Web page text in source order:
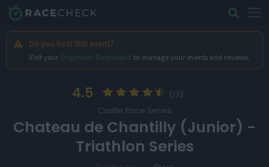
Do you host this event?
Visit your Organizer Dashboard to manage your events and reviews.
4.5
(13)
Castle Race Series
Chateau de Chantilly (Junior) -
Triathlon Series